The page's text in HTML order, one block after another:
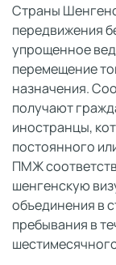
Страны
передвижения
упрощенное
перемещение
назначения.
получают
иностранцы,
постоянного
ПМЖ
шенгенскую
объединения в
пребывания в